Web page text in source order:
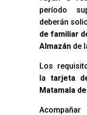
período
deberán
de familiar
Almazánde
Los
la tarjeta
Matamala